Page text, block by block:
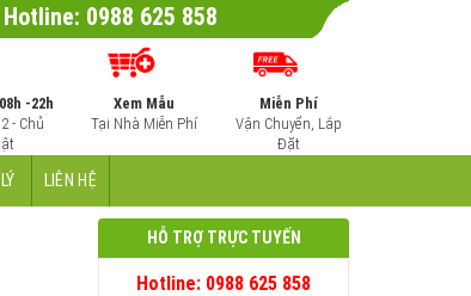
Hotline: 0988 625 858
-22h
- Chủ
Xem Mẫu
Tại Nhà Miễn Phí
Miễn Phí
Vận Chuyển, Lắp
Đặt
LIÊN HỆ
HỖ TRỢ TRỰC TUYẾN
Hotline: 0988 625 858